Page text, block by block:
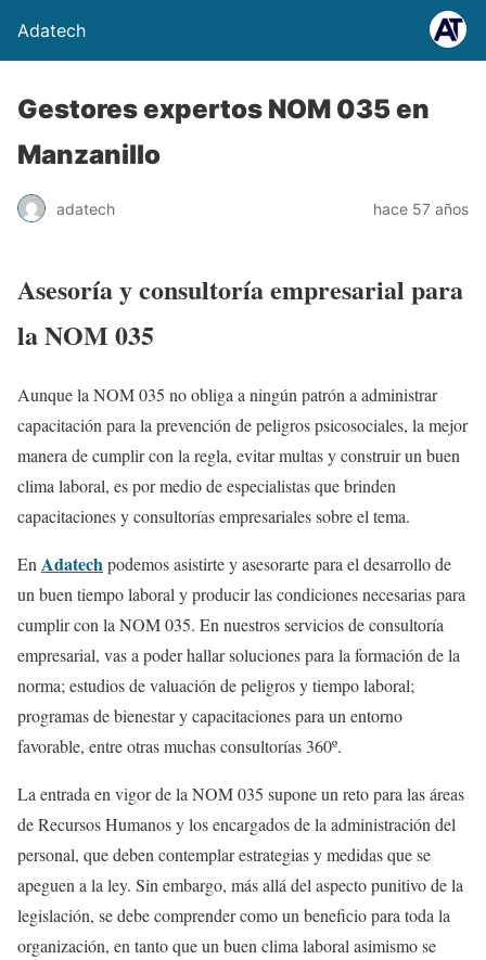
Adatech
Gestores expertos NOM 035 en
Manzanillo
adatech hace 57 años
Asesoría y consultoría empresarial para
la NOM 035
Aunque la NOM 035 no obliga a ningún patrón a administrar
capacitación para la prevención de peligros psicosociales, la mejor
manera de cumplir con la regla, evitar multas y construir un buen
clima laboral, es por medio de especialistas que brinden
capacitaciones y consultorías empresariales sobre el tema.
En Adatechpodemos asistirte y asesorarte para el desarrollo de
un buen tiempo laboral y producir las condiciones necesarias para
cumplir con la NOM 035. En nuestros servicios de consultoría
empresarial, vas a poder hallar soluciones para la formación de la
norma; estudios de valuación de peligros y tiempo laboral;
programas de bienestar y capacitaciones para un entorno
favorable, entre otras muchas consultorías 360º.
La entrada en vigor de la NOM 035 supone un reto para las áreas
de Recursos Humanos y los encargados de la administración del
personal, que deben contemplar estrategias y medidas que se
apeguen a la ley. Sin embargo, más allá del aspecto punitivo de la
legislación, se debe comprender como un beneficio para toda la
organización, en tanto que un buen clima laboral asimismo se